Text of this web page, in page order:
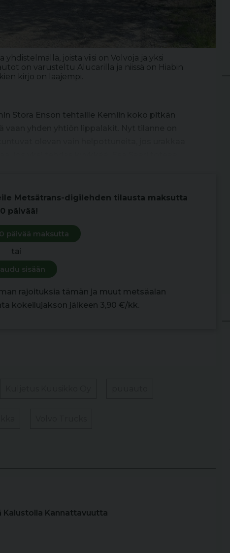
joista viisi on Volvoja ja yksi
on varusteltu Alucarilla ja niissä on Hiabin
kirjo on laajempi.
Stora Enson tehtaille Kemiin koko pitkän
Metsätrans-digilehden tilausta maksutta
päivää!
päivää maksutta
tai
sisään
rajoituksia tämän ja muut metsäalan
kokeilujakson jälkeen 3,90 €/kk.
Kalustolla Kannattavuutta